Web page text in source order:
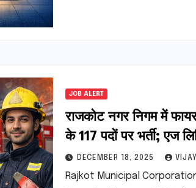
JOB ALERT
राजकोट नगर निगम में
के 117 पदों पर भर्ती; एज
1.42 लाख तक
DECEMBER 18, 2025
Rajkot Municipal